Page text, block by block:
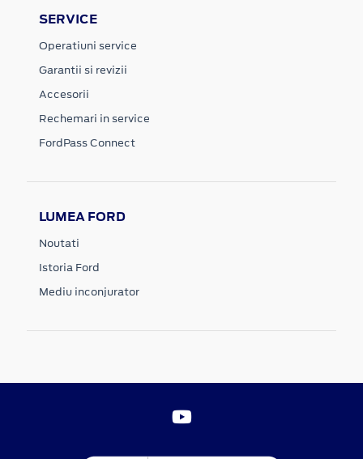
SERVICE
Operatiuni service
Garantii si revizii
Accesorii
Rechemari in service
FordPass Connect
LUMEA FORD
Noutati
Istoria Ford
Mediu inconjurator